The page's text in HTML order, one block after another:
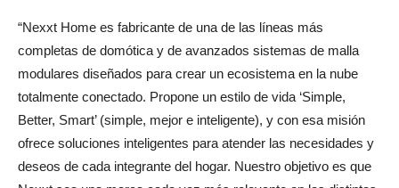
“Nexxt Home es fabricante de una de las líneas más
completas de domótica y de avanzados sistemas de malla
modulares diseñados para crear un ecosistema en la nube
totalmente conectado. Propone un estilo de vida ‘Simple,
Better, Smart’ (simple, mejor e inteligente), y con esa misión
ofrece soluciones inteligentes para atender las necesidades y
deseos de cada integrante del hogar. Nuestro objetivo es que